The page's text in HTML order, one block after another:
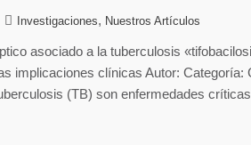
Investigaciones, Nuestros Artículos
asociado a la tuberculosis
implicaciones clínicas Autor:
(TB) son enfermedades